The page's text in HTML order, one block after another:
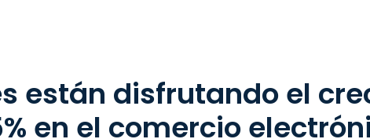
están disfrutando el
en el comercio